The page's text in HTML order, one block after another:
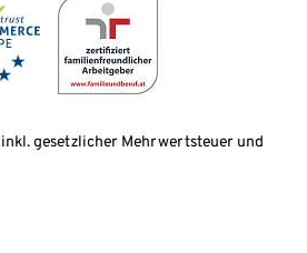
gesetzlicher Mehrwertsteuer und